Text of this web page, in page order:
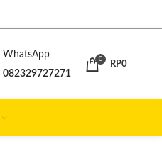
WhatsApp
082329727271
0
RP0